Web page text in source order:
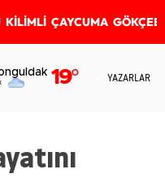
KİLİMLİ ÇAYCUMA
19° YAZARLAR